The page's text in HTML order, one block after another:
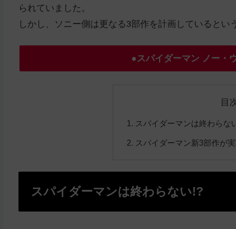
られていました。
しかし、ソニー側は更なる3部作を計画しているとい
●スパイダーマン ノー・
目
スパイダーマンは終わらな
スパイダーマン新3部作が
スパイダーマンは終わらない!?